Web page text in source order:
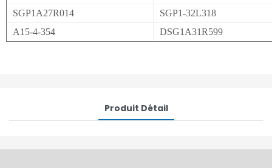
SGP1A27R014
SGP1-32L318
A15-4-354
DSG1A31R599
Produit Détail